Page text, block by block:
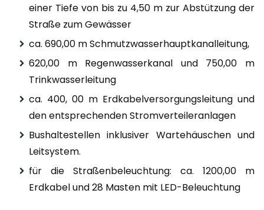
einer Tiefe von bis zu 4,50 m zur Abstützung der
Straße zum Gewässer
ca. 690,00 m Schmutzwasserhauptkanalleitung,
620,00 m Regenwasserkanal und 750,00 m
Trinkwasserleitung
ca. 400, 00 m Erdkabelversorgungsleitung und
den entsprechenden Stromverteileranlagen
Bushaltestellen inklusiver Wartehäuschen und
Leitsystem.
für die Straßenbeleuchtung: ca. 1200,00 m
Erdkabel und 28 Masten mit LED-Beleuchtung